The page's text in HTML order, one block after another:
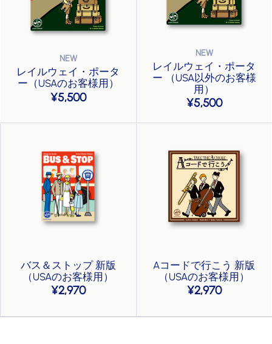
レイルウェイ・ポータ
ー（USAのお客様用）
5,500
レイルウェイ・ポータ
ー （USA以外のお客様
用）
5,500
バス＆ストップ 新版
（USAのお客様用）
2,970
Aコードで行こう 新版
（USAのお客様用）
2,970